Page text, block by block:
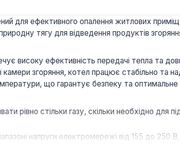
для ефективного опалення житлових
тягу для відведення продуктів
високу ефективність передачі тепла та
згоряння, котел працює стабільно та
що гарантує безпеку та оптимальне
рівно стільки газу, скільки необхідно для
напруги електромережі від 155 до 250
термоелемента та запобіжник